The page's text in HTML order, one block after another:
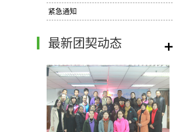
紧急通知
最新团契动态